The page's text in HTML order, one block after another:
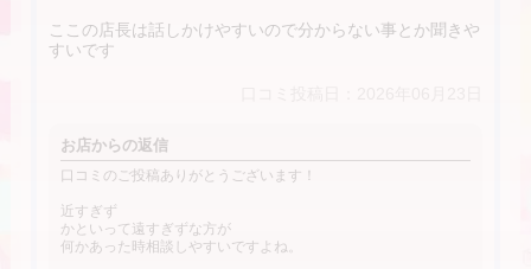
ここの店長は話しかけやすいので分からない事とか聞きや
すいです
お店からの返信
口コミのご投稿ありがとうございます！
近すぎず
かといって遠すぎずな方が
何かあった時相談しやすいですよね。